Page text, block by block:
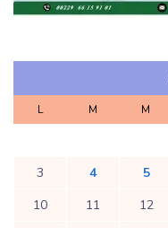
L M M
3
4 5
10
11 12